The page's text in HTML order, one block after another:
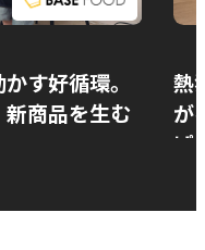
す好循環。
商品を生む
熱
が
ぱ